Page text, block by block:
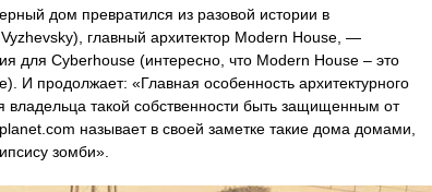
дом превратился из разовой истории в
главный архитектор Modern House, —
для Cyberhouse (интересно, что Modern House – это
И продолжает: «Главная особенность архитектурного
владельца такой собственности быть защищенным от
называет в своей заметке такие дома домами,
зомби».